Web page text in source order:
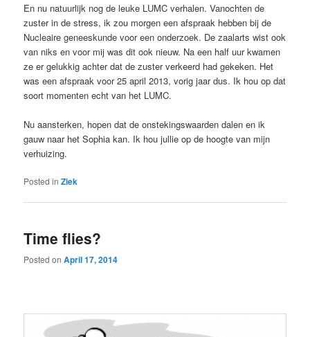
En nu natuurlijk nog de leuke LUMC verhalen. Vanochten de
zuster in de stress, ik zou morgen een afspraak hebben bij de
Nucleaire geneeskunde voor een onderzoek. De zaalarts wist ook
van niks en voor mij was dit ook nieuw. Na een half uur kwamen
ze er gelukkig achter dat de zuster verkeerd had gekeken. Het
was een afspraak voor 25 april 2013, vorig jaar dus. Ik hou op dat
soort momenten echt van het LUMC.
Nu aansterken, hopen dat de onstekingswaarden dalen en ik
gauw naar het Sophia kan. Ik hou jullie op de hoogte van mijn
verhuizing.
Posted in Ziek
Time flies?
Posted onApril 17, 2014